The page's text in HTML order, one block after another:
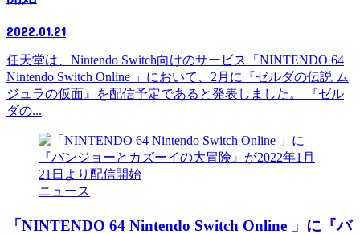
2022.01.21
任天堂は、Nintendo Switch向けのサービス「NINTENDO 64
Nintendo Switch Online 」において、2月に『ゼルダの伝説 ム
ジュラの仮面』を配信予定であると発表しました。 『ゼル
ダの...
ニュース
「NINTENDO 64 Nintendo Switch Online 」に『バ